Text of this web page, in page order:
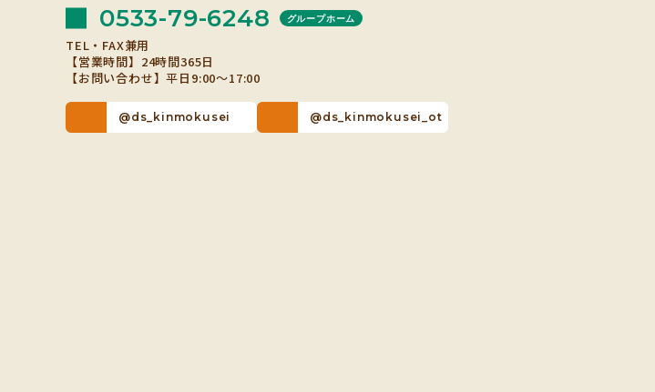
0533-79-6248 グループホーム
TEL・FAX兼用
【営業時間】24時間365日
【お問い合わせ】平日9:00～17:00
@ds_kinmokusei @ds_kinmokusei_ot